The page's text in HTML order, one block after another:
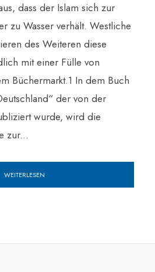
dass der Islam sich zur
zu Wasser verhält. Westliche
des Weiteren diese
mit einer Fülle von
Büchermarkt.1 In dem Buch
der von der
wurde, wird die
zur...
WEITERLESEN